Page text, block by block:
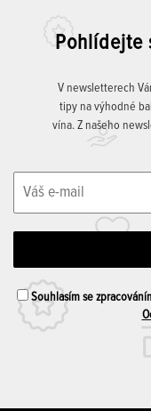
Pohlídejte
V newsletterech
tipy na výhodné
vína. Z našeho
Souhlasím se